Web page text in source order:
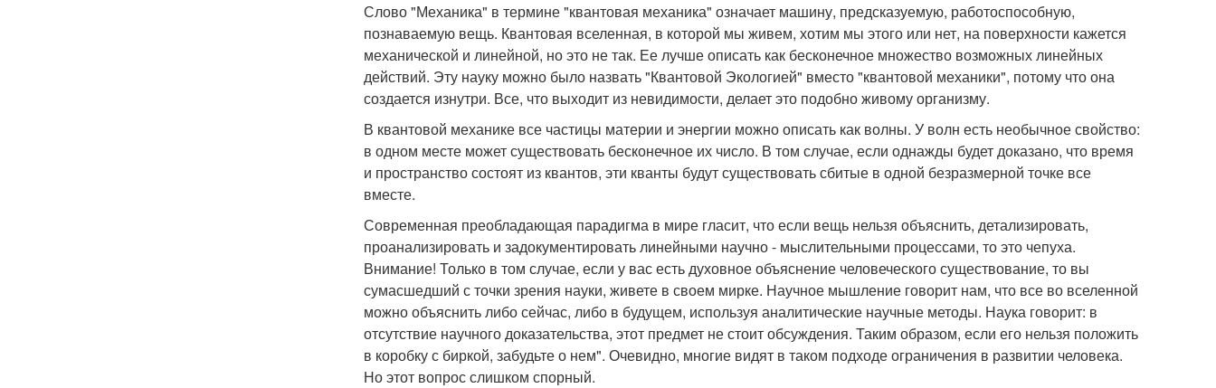
Слово "Механика" в термине "квантовая механика" означает машину, предсказуемую, работоспособную,
познаваемую вещь. Квантовая вселенная, в которой мы живем, хотим мы этого или нет, на поверхности кажется
механической и линейной, но это не так. Ее лучше описать как бесконечное множество возможных линейных
действий. Эту науку можно было назвать "Квантовой Экологией" вместо "квантовой механики", потому что она
создается изнутри. Все, что выходит из невидимости, делает это подобно живому организму.
В квантовой механике все частицы материи и энергии можно описать как волны. У волн есть необычное свойство:
в одном месте может существовать бесконечное их число. В том случае, если однажды будет доказано, что время
и пространство состоят из квантов, эти кванты будут существовать сбитые в одной безразмерной точке все
вместе.
Современная преобладающая парадигма в мире гласит, что если вещь нельзя объяснить, детализировать,
проанализировать и задокументировать линейными научно - мыслительными процессами, то это чепуха.
Внимание! Только в том случае, если у вас есть духовное объяснение человеческого существование, то вы
сумасшедший с точки зрения науки, живете в своем мирке. Научное мышление говорит нам, что все во вселенной
можно объяснить либо сейчас, либо в будущем, используя аналитические научные методы. Наука говорит: в
отсутствие научного доказательства, этот предмет не стоит обсуждения. Таким образом, если его нельзя положить
в коробку с биркой, забудьте о нем". Очевидно, многие видят в таком подходе ограничения в развитии человека.
Но этот вопрос слишком спорный.